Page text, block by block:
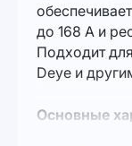
до 168 А и
Подходит
Deye и
Основные